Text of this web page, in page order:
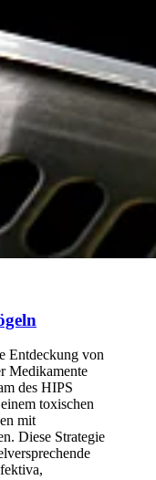
Entdeckung von
Medikamente
des HIPS
toxischen
mit
Diese Strategie